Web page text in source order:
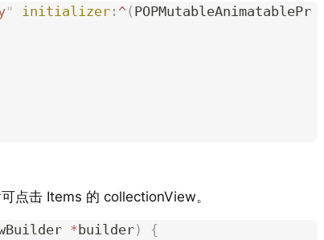
" initializer : ^( POPMutableAnimatablePr
点击 Items 的 collectionView。
*builder)
{